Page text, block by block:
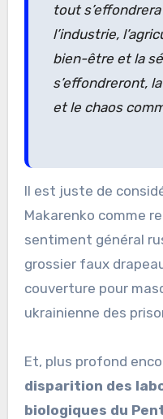
tout
l’industrie,
bien-être et la
s’effondreront,
et le chaos
Il est juste de
Makarenko comme
sentiment général
grossier faux
couverture pour
ukrainienne des
Et, plus profond
disparition des
biologiques du